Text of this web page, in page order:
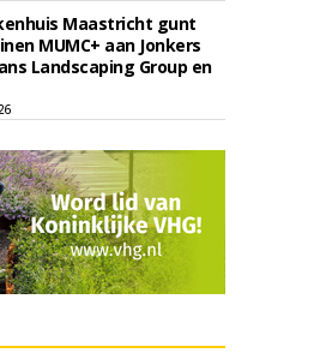
Maastricht gunt
MUMC+ aan Jonkers
Landscaping Group en